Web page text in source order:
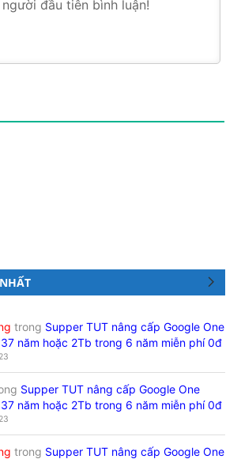
trong Supper TUT nâng cấp Google One
năm hoặc 2Tb trong 6 năm miễn phí 0đ
Supper TUT nâng cấp Google One
năm hoặc 2Tb trong 6 năm miễn phí 0đ
trong Supper TUT nâng cấp Google One